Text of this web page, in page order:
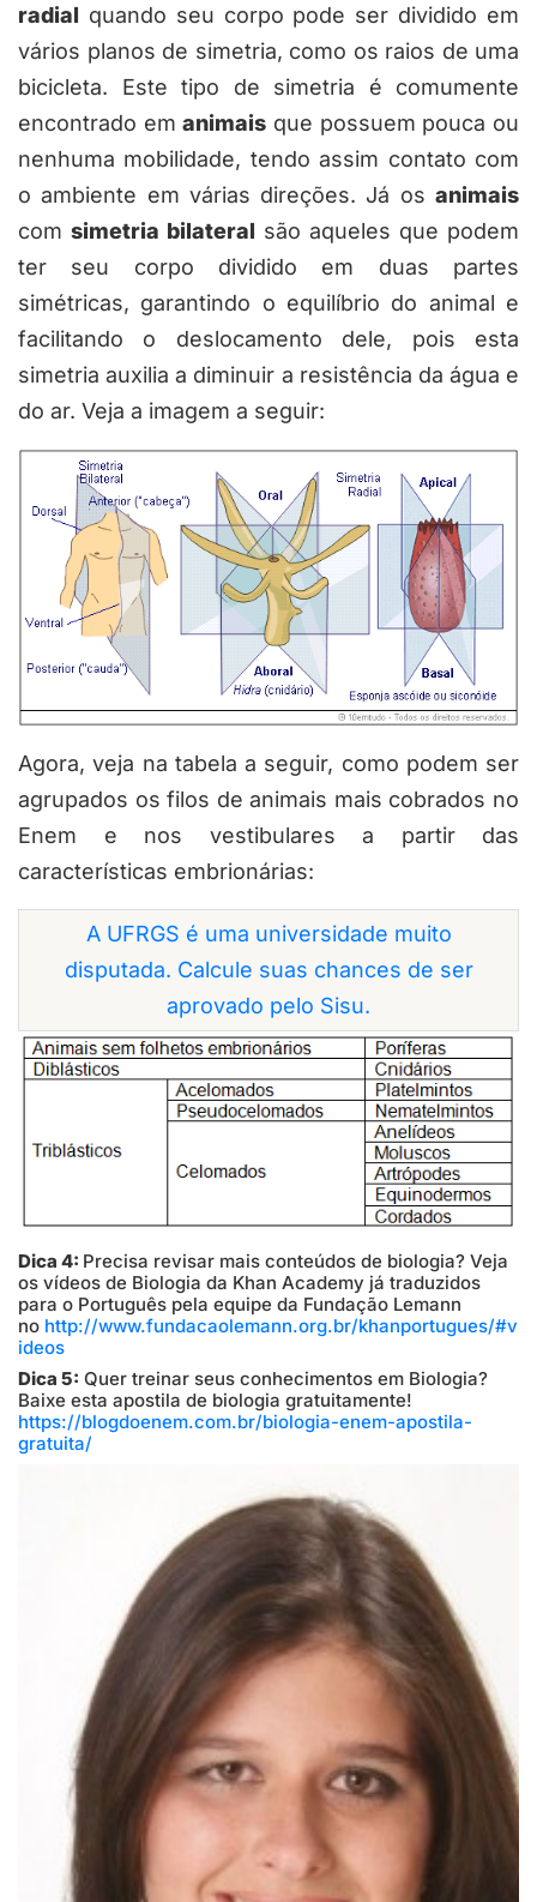
radial quando seu corpo pode ser dividido em
vários planos de simetria, como os raios de uma
bicicleta. Este tipo de simetria é comumente
encontrado emanimais que possuem pouca ou
nenhuma mobilidade, tendo assim contato com
o ambiente em várias direções. Já os animais
com simetria bilateral são aqueles que podem
ter seu corpo dividido em duas partes
simétricas, garantindo o equilíbrio do animal e
facilitando o deslocamento dele, pois esta
simetria auxilia a diminuir a resistência da água e
do ar. Veja a imagem a seguir:
Agora, veja na tabela a seguir, como podem ser
agrupados os filos de animais mais cobrados no
Enem e nos vestibulares a partir das
características embrionárias:
A UFRGS é uma universidade muito
disputada. Calcule suas chances de ser
aprovado pelo Sisu.
Dica 4: Precisa revisar mais conteúdos de biologia? Veja
os vídeos de Biologia da Khan Academy já traduzidos
para o Português pela equipe da Fundação Lemann
no http://www.fundacaolemann.org.br/khanportugues/#v
ideos
Dica 5: Quer treinar seus conhecimentos em Biologia?
Baixe esta apostila de biologia gratuitamente!
https://blogdoenem.com.br/biologia-enem-apostila-
gratuita/